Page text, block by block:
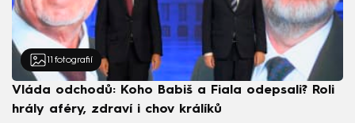
11 fotografií
Vláda odchodů: Koho Babiš a Fiala odepsali? Roli
hrály aféry, zdraví i chov králíků